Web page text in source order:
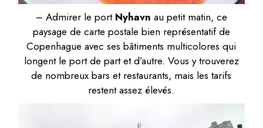
– Admirer le port Nyhavn au petit matin, ce
paysage de carte postale bien représentatif de
Copenhague avec ses bâtiments multicolores qui
longent le port de part et d’autre. Vous y trouverez
de nombreux bars et restaurants, mais les tarifs
restent assez élevés.